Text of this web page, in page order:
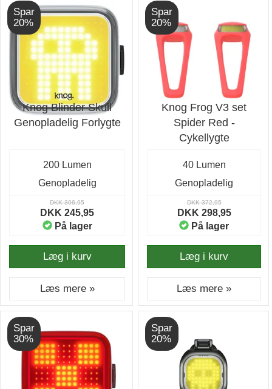
Spar
20%
Knog Blinder Skull
Genopladelig Forlygte
200 Lumen
Genopladelig
DKK 306,95
DKK 245,95
På lager
Læg i kurv
Læs mere »
Spar
20%
Knog Frog V3 set
Spider Red -
Cykellygte
40 Lumen
Genopladelig
DKK 372,95
DKK 298,95
På lager
Læg i kurv
Læs mere »
Spar
30%
Spar
20%